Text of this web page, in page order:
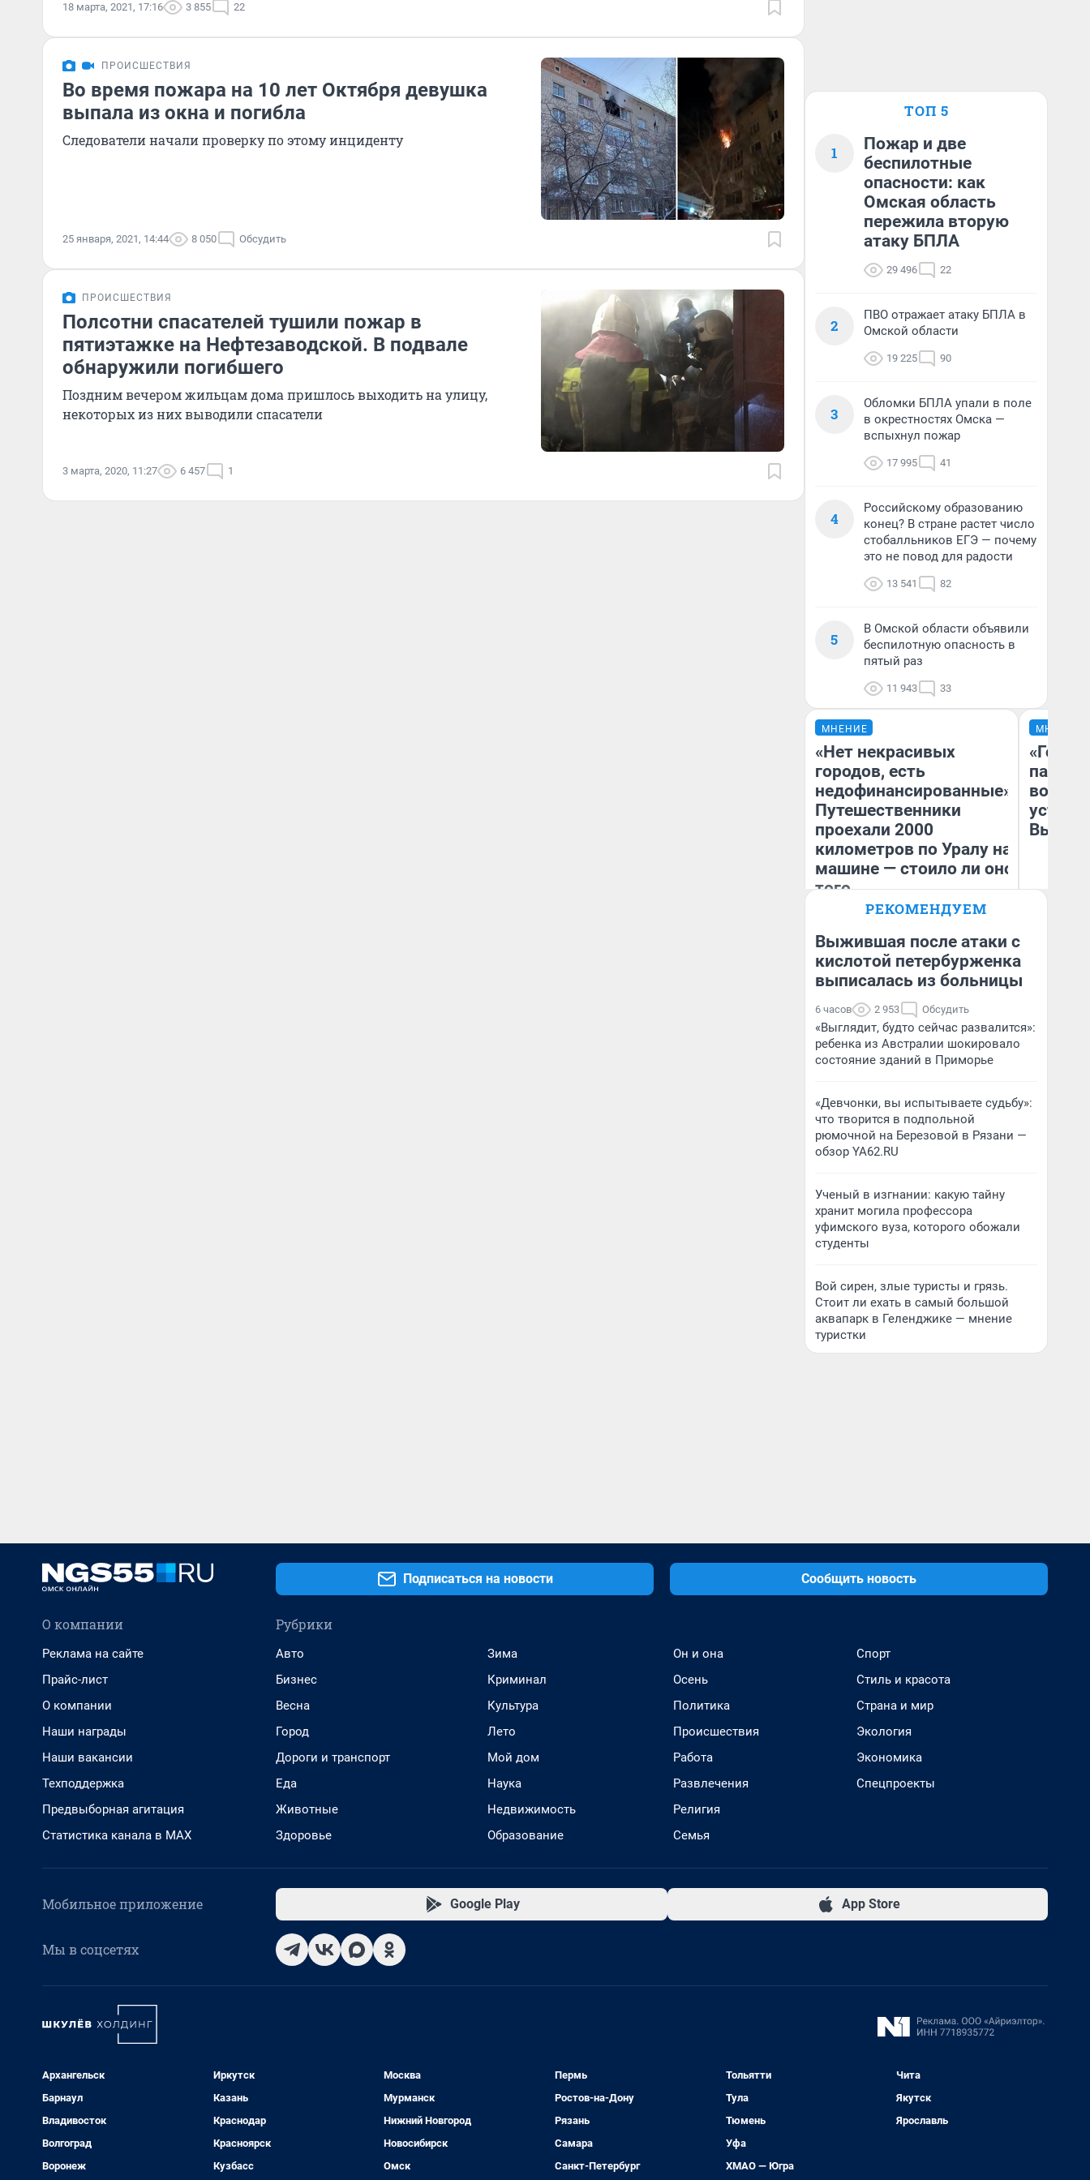
18 марта, 2021, 17:16 3 855 22
ПРОИСШЕСТВИЯ
Во время пожара на 10 лет Октября девушка
выпала из окна и погибла
Следователи начали проверку по этому инциденту
25 января, 2021, 14:44 8 050 Обсудить
ПРОИСШЕСТВИЯ
Полсотни спасателей тушили пожар в
пятиэтажке на Нефтезаводской. В подвале
обнаружили погибшего
Поздним вечером жильцам дома пришлось выходить на улицу,
некоторых из них выводили спасатели
3 марта, 2020, 11:27 6 457 1
ТОП 5
1
Пожар и две
беспилотные
опасности: как
Омская область
пережила вторую
атаку БПЛА
29 496 22
2
ПВО отражает атаку БПЛА в
Омской области
19 225 90
3
Обломки БПЛА упали в поле
в окрестностях Омска —
вспыхнул пожар
17 995 41
4
Российскому образованию
конец? В стране растет число
стобалльников ЕГЭ — почему
это не повод для радости
13 541 82
5
В Омской области объявили
беспилотную опасность в
пятый раз
11 943 33
МНЕНИЕ
«Нет некрасивых
городов, есть
недофинансированные».
Путешественники
проехали 2000
километров по Уралу на
машине — стоило ли оно
того
Екатерина Литкевич
МНЕНИЕ
РЕКОМЕНДУЕМ
Выжившая после атаки с
кислотой петербурженка
выписалась из больницы
6 часов 2 953 Обсудить
«Выглядит, будто сейчас развалится»:
ребенка из Австралии шокировало
состояние зданий в Приморье
«Девчонки, вы испытываете судьбу»:
что творится в подпольной
рюмочной на Березовой в Рязани —
обзор YA62.RU
Ученый в изгнании: какую тайну
хранит могила профессора
уфимского вуза, которого обожали
студенты
Вой сирен, злые туристы и грязь.
Стоит ли ехать в самый большой
аквапарк в Геленджике — мнение
туристки
Подписаться на новости Сообщить новость
О компании
Реклама на сайте
Прайс-лист
О компании
Наши награды
Наши вакансии
Техподдержка
Предвыборная агитация
Статистика канала в MAX
Рубрики
Авто
Бизнес
Весна
Город
Дороги и транспорт
Еда
Животные
Здоровье
Зима
Криминал
Культура
Лето
Мой дом
Наука
Недвижимость
Образование
Он и она
Осень
Политика
Происшествия
Работа
Развлечения
Религия
Семья
Спорт
Стиль и красота
Страна и мир
Экология
Экономика
Спецпроекты
Мобильное приложение Google Play App Store
Мы в соцсетях
Архангельск
Барнаул
Владивосток
Волгоград
Воронеж
Иркутск
Казань
Краснодар
Красноярск
Кузбасс
Москва
Мурманск
Нижний Новгород
Новосибирск
Омск
Пермь
Ростов-на-Дону
Рязань
Самара
Санкт-Петербург
Тольятти
Тула
Тюмень
Уфа
ХМАО — Югра
Чита
Якутск
Ярославль